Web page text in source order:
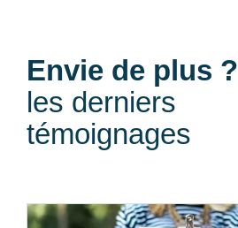
Envie de plus ?
les derniers
témoignages